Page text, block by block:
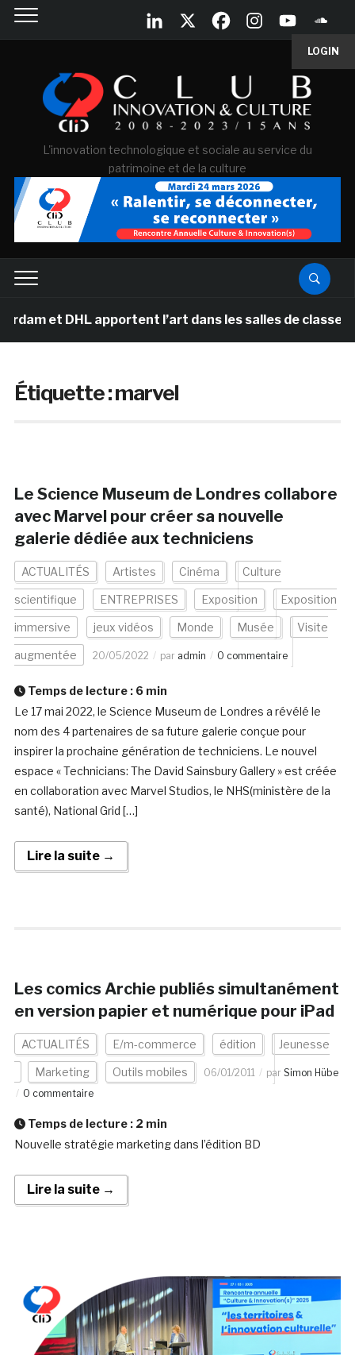
LOGIN
L'innovation technologique et sociale au service du
patrimoine et de la culture
et DHL apportent l’art dans les salles de classe des
Étiquette :marvel
Le Science Museum de Londres collabore
avec Marvel pour créer sa nouvelle
galerie dédiée aux techniciens
ACTUALITÉS Artistes Cinéma Culture
scientifique ENTREPRISES Exposition Exposition
immersive jeux vidéos Monde Musée Visite
augmentée 20/05/2022 par admin 0 commentaire
Temps de lecture : 6 min
Le 17 mai 2022, le Science Museum de Londres a révélé le
nom des 4 partenaires de sa future galerie conçue pour
inspirer la prochaine génération de techniciens. Le nouvel
espace « Technicians: The David Sainsbury Gallery » est créée
en collaboration avec Marvel Studios, le NHS(ministère de la
santé), National Grid […]
Lire la suite →
Les comics Archie publiés simultanément
en version papier et numérique pour iPad
ACTUALITÉS E/m-commerce édition Jeunesse
Marketing Outils mobiles 06/01/2011 par Simon Hübe
0 commentaire
Temps de lecture : 2 min
Nouvelle stratégie marketing dans l’édition BD
Lire la suite →